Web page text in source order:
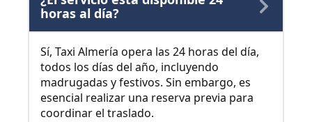
horas al día?
Sí, Taxi Almería opera las 24 horas del día,
todos los días del año, incluyendo
madrugadas y festivos. Sin embargo, es
esencial realizar una reserva previa para
coordinar el traslado.